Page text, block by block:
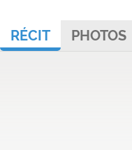
RÉCIT PHOTOS